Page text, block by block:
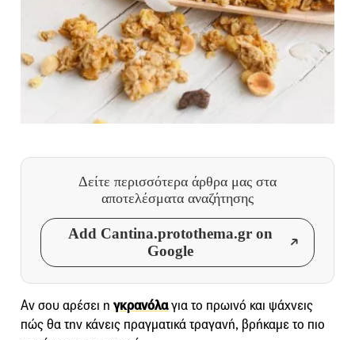
Δείτε περισσότερα άρθρα μας στα
αποτελέσματα αναζήτησης
Add Cantina.protothema.gr on
Google
Αν σου αρέσει η γκρανόλαγια το πρωινό και ψάχνεις
πώς θα την κάνεις πραγματικά τραγανή, βρήκαμε το πιο